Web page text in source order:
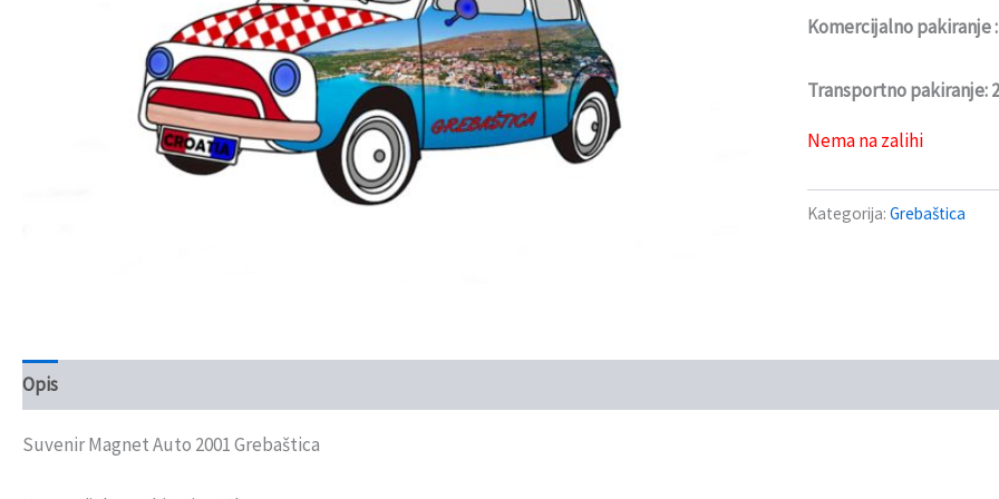
Komercijalno pakiranje
Transportno pakiranje:
Nema na zalihi
Kategorija:Grebaštica
Opis
Suvenir Magnet Auto 2001 Grebaštica